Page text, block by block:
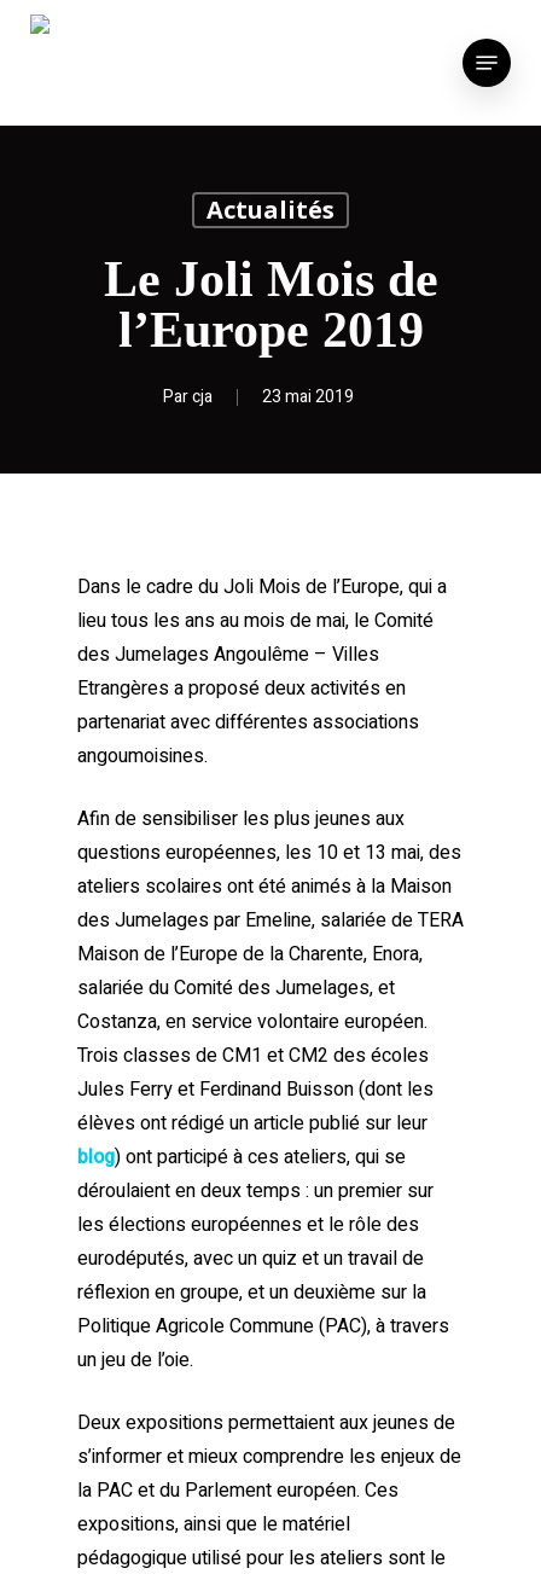
Skip
Menu
Actualités
Le Joli Mois de
l’Europe 2019
Parcja 23 mai 2019
Dans le cadre du Joli Mois de l’Europe, qui a
lieu tous les ans au mois de mai, le Comité
des Jumelages Angoulême – Villes
Etrangères a proposé deux activités en
partenariat avec différentes associations
angoumoisines.
Afin de sensibiliser les plus jeunes aux
questions européennes, les 10 et 13 mai, des
ateliers scolaires ont été animés à la Maison
des Jumelages par Emeline, salariée de TERA
Maison de l’Europe de la Charente, Enora,
salariée du Comité des Jumelages, et
Costanza, en service volontaire européen.
Trois classes de CM1 et CM2 des écoles
Jules Ferry et Ferdinand Buisson (dont les
élèves ont rédigé un article publié sur leur
blog) ont participé à ces ateliers, qui se
déroulaient en deux temps : un premier sur
les élections européennes et le rôle des
eurodéputés, avec un quiz et un travail de
réflexion en groupe, et un deuxième sur la
Politique Agricole Commune (PAC), à travers
un jeu de l’oie.
Deux expositions permettaient aux jeunes de
s’informer et mieux comprendre les enjeux de
la PAC et du Parlement européen. Ces
expositions, ainsi que le matériel
pédagogique utilisé pour les ateliers sont le